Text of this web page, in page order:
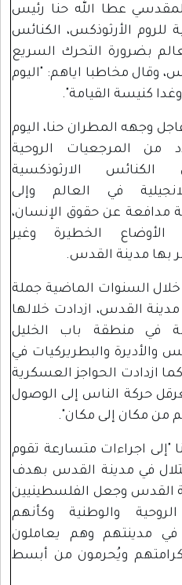
عطا الله حنا رئيس
الأرثوذكس، الكنائس
بضرورة التحرك السريع
وقال مخاطبا اياهم: "اليوم
كنيسة القيامة".
وجهه المطران حنا، اليوم
من المرجعيات الروحية
الارثوذكسية
في العالم وإلى
عن حقوق الإنسان،
الخطيرة وغير
بها مدينة القدس.
خلال السنوات الماضية جملة
القدس، ازدادت خلالها
في منطقة باب الخليل
والأديرة والبطريركيات في
ازدادت الحواجز العسكرية
حركة الناس إلى الوصول
من مكان إلى مكان".
"إلى اجراءات متسارعة تقوم
في مدينة القدس بهدف
القدس وجعل الفلسطينيين
والوطنية وكأنهم
في مدينتهم وهم يعاملون
ويُحرمون من أبسط